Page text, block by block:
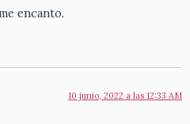
encanto.
10 junio, 2022 a las 12:33 AM